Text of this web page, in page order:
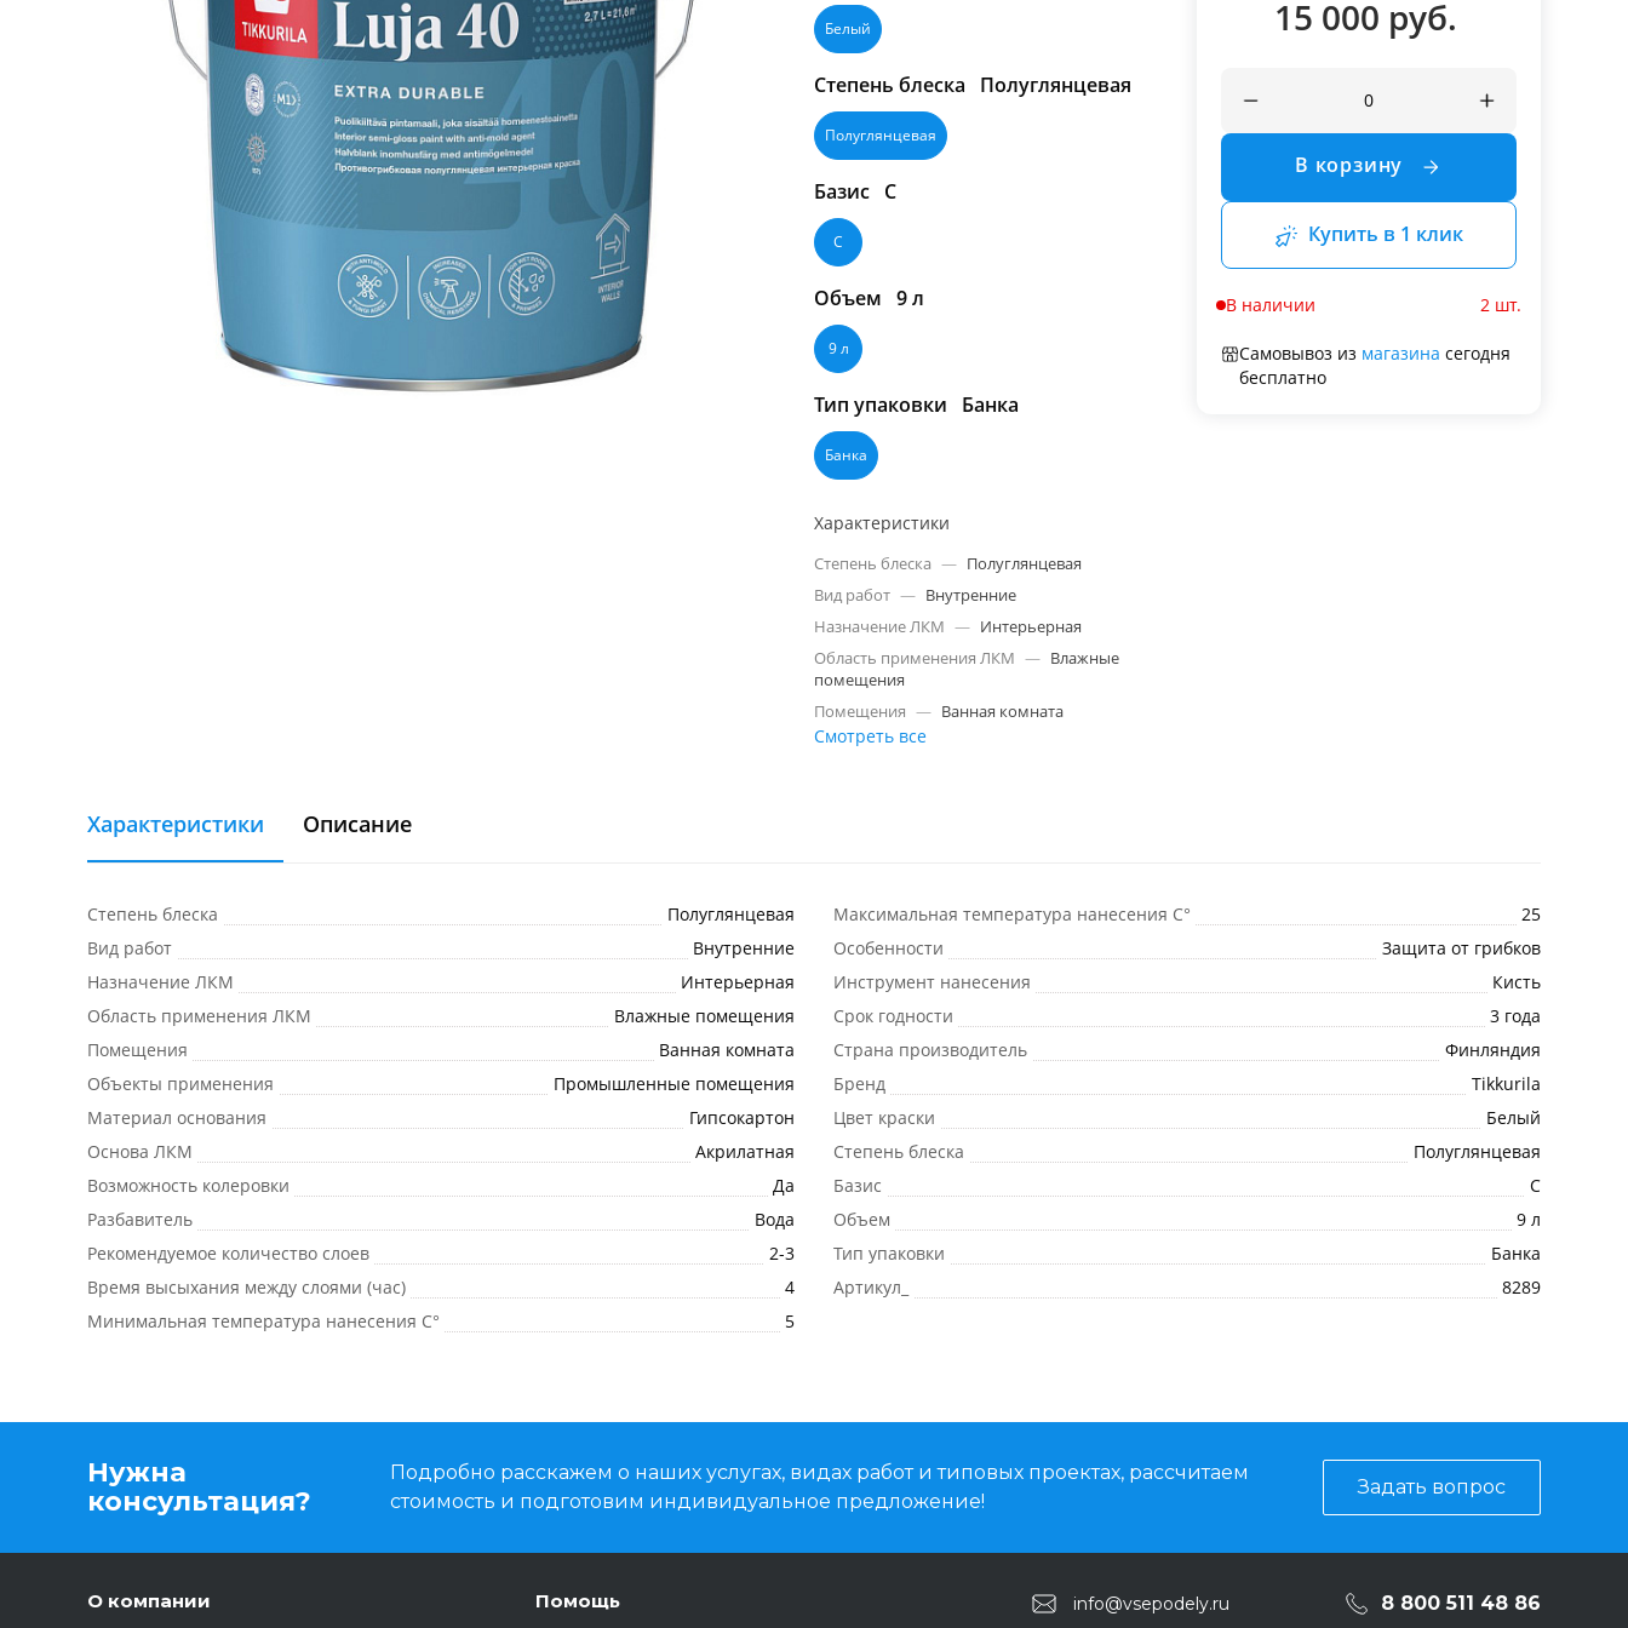
Белый
Степень блеска Полуглянцевая
Полуглянцевая
Базис C
C
Объем 9 л
9 л
Тип упаковки Банка
Банка
Характеристики
Степень блеска — Полуглянцевая
Вид работ — Внутренние
Назначение ЛКМ — Интерьерная
Область применения ЛКМ — Влажные
помещения
Помещения — Ванная комната
Смотреть все
15 000 руб.
В корзину
Купить в 1 клик
В наличии 2 шт.
Самовывоз из магазина сегодня
бесплатно
Характеристики Описание
Степень блеска
Полуглянцевая
Вид работ
Внутренние
Назначение ЛКМ
Интерьерная
Область применения ЛКМ
Влажные помещения
Помещения
Ванная комната
Объекты применения
Промышленные помещения
Материал основания
Гипсокартон
Основа ЛКМ
Акрилатная
Возможность колеровки
Да
Разбавитель
Вода
Рекомендуемое количество слоев
2-3
Время высыхания между слоями (час)
4
Минимальная температура нанесения C°
5
Максимальная температура нанесения C°
25
Особенности
Защита от грибков
Инструмент нанесения
Кисть
Срок годности
3 года
Страна производитель
Финляндия
Бренд
Tikkurila
Цвет краски
Белый
Степень блеска
Полуглянцевая
Базис
C
Объем
9 л
Тип упаковки
Банка
Артикул_
8289
Нужна
консультация?
Подробно расскажем о наших услугах, видах работ и типовых проектах, рассчитаем
стоимость и подготовим индивидуальное предложение!
Задать вопрос
О компании Помощь info@vsepodely.ru 8 800 511 48 86